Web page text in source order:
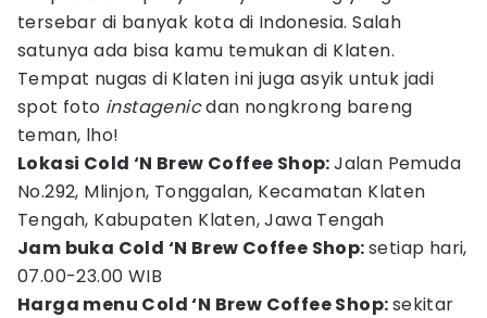
tersebar di banyak kota di Indonesia. Salah
satunya ada bisa kamu temukan di Klaten.
Tempat nugas di Klaten ini juga asyik untuk jadi
spot foto instagenicdan nongkrong bareng
teman, lho!
Lokasi Cold ‘N Brew Coffee Shop:Jalan Pemuda
No.292, Mlinjon, Tonggalan, Kecamatan Klaten
Tengah, Kabupaten Klaten, Jawa Tengah
Jam buka Cold ‘N Brew Coffee Shop:setiap hari,
07.00-23.00 WIB
Harga menu Cold ‘N Brew Coffee Shop:sekitar